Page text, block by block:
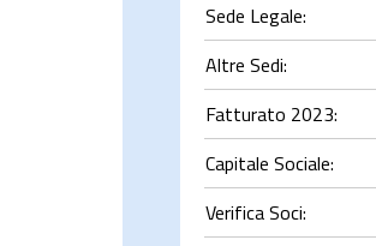
Sede Legale:
Altre Sedi:
Fatturato 2023:
Capitale Sociale:
Verifica Soci: